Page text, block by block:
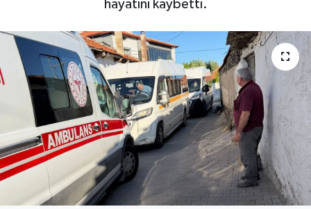
hayatını kaybetti.